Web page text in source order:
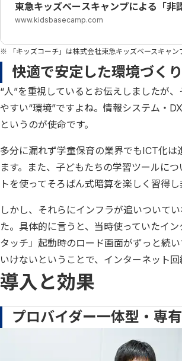
東急キッズベースキャンプによる「非
www.kidsbasecamp.com
※ 「キッズコーチ」は株式会社東急キッズベースキャン
快適で安定した環境づくり
“人”を重視しているとお伝えしましたが
やすい“環境”ですよね。情報システム・
というのが使命です。
多分に漏れず学童保育の業界でもICT化
ます。また、子どもたちの学習ツールに
トを使ってそろばん式暗算を楽しく習得
しかし、それらにインフラが追いついて
た。具体的に言うと、当時使っていたイ
タッチ」起動時のロード画面がずっと続
いけないということで、インターネット回
導入と効果
プロバイダー一体型・専